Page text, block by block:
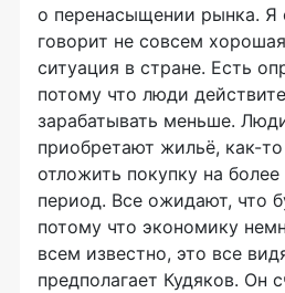
о перенасыщении рынка. Я
говорит не совсем
ситуация в стране. Есть
потому что люди
зарабатывать меньше.
приобретают жильё, как-то
отложить покупку на
период. Все ожидают, что
потому что экономику
всем известно, это все
предполагает Кудяков. Он